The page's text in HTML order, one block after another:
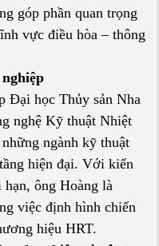
góp phần quan trọng
vực điều hòa – thông
Đại học Thủy sản Nha
nghệ Kỹ thuật Nhiệt
ngành kỹ thuật
hiện đại. Với kiến
ông Hoàng là
việc định hình chiến
hiệu HRT.